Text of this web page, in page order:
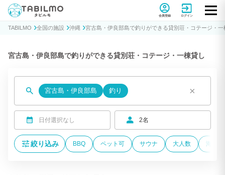
貸別荘コテージ・一棟貸し宿泊予約サイトTABILMO(タビルモ)
会員登録 ログイン
TABILMO 全国の施設 沖縄 宮古島・伊良部島で釣りができる貸別荘・コテージ・一
宮古島・伊良部島で釣りができる貸別荘・コテージ・一棟貸し
宮古島・伊良部島 釣り ×
日付選択なし 2名
絞り込み BBQ ペット可 サウナ 大人数 海が